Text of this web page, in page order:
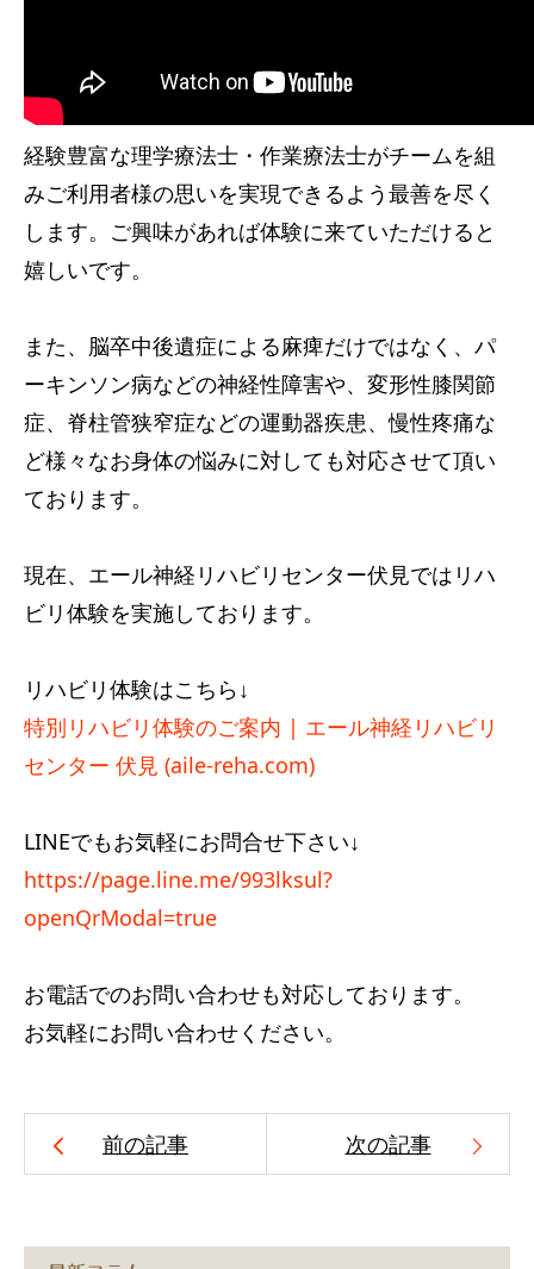
経験豊富な理学療法士・作業療法士がチームを組
みご利用者様の思いを実現できるよう最善を尽く
します。ご興味があれば体験に来ていただけると
嬉しいです。
また、脳卒中後遺症による麻痺だけではなく、パ
ーキンソン病などの神経性障害や、変形性膝関節
症、脊柱管狭窄症などの運動器疾患、慢性疼痛な
ど様々なお身体の悩みに対しても対応させて頂い
ております。
現在、エール神経リハビリセンター伏見ではリハ
ビリ体験を実施しております。
リハビリ体験はこちら↓
特別リハビリ体験のご案内 | エール神経リハビリ
センター 伏見 (aile-reha.com)
LINEでもお気軽にお問合せ下さい↓
https://page.line.me/993lksul?
openQrModal=true
お電話でのお問い合わせも対応しております。
お気軽にお問い合わせください。
前の記事 次の記事